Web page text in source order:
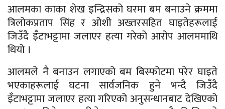
आलमका काका शेख इन्द्रिसको घरमा बम बनाउने क्रममा
त्रिलोकप्रताप सिंह र ओशी अख्तरसहित घाइतेहरूलाई
जिउँदै इँटाभट्टामा जलाएर हत्या गरेको आरोप आलममाथि
थियो ।
आलमले नै बनाउन लगाएको बम बिस्फोटमा परेर घाइते
भएकाहरूलाई घटना सार्वजनिक हुने भन्दै जिउँदै
इँटाभट्टामा जलाएर हत्या गरिएको अनुसन्धानबाट देखिएको